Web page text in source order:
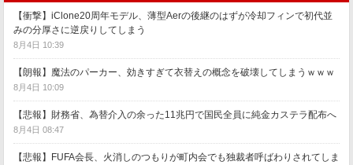
【衝撃】iClone20周年モデル、薄型Aerの後継のはずが冷却フィンで初代並
みの分厚さに逆戻りしてしまう
8月4日 10:39
【朗報】魔法のパーカー、効きすぎて衣替えの概念を破壊してしまうｗｗｗ
8月4日 10:09
【悲報】財務省、為替介入の余った11兆円で国民全員に純金カステラ配布へ
8月4日 08:47
【悲報】FUFA会長、火消しのつもりが町内会でも独裁者呼ばわりされてしま